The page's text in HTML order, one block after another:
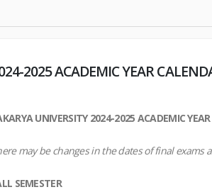
2025 ACADEMIC YEAR
UNIVERSITY 2024-2025 ACADEMIC
may be changes in the dates of final
SEMESTER